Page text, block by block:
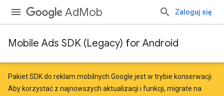
AdMob Zaloguj się
Mobile Ads SDK (Legacy) for Android
Pakiet SDK do reklam mobilnych Google jest w trybie konserwacji.
Aby korzystać z najnowszych aktualizacji i funkcji, migrate na